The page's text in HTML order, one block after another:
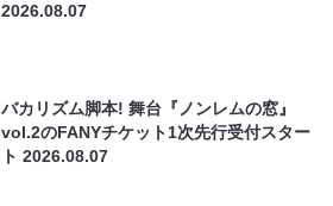
2026.08.07
バカリズム脚本! 舞台『ノンレムの窓』
vol.2のFANYチケット1次先行受付スター
ト2026.08.07